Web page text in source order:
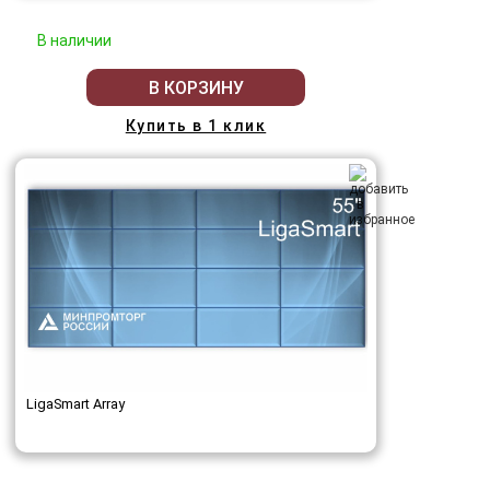
В наличии
В КОРЗИНУ
Купить в 1 клик
LigaSmart Array